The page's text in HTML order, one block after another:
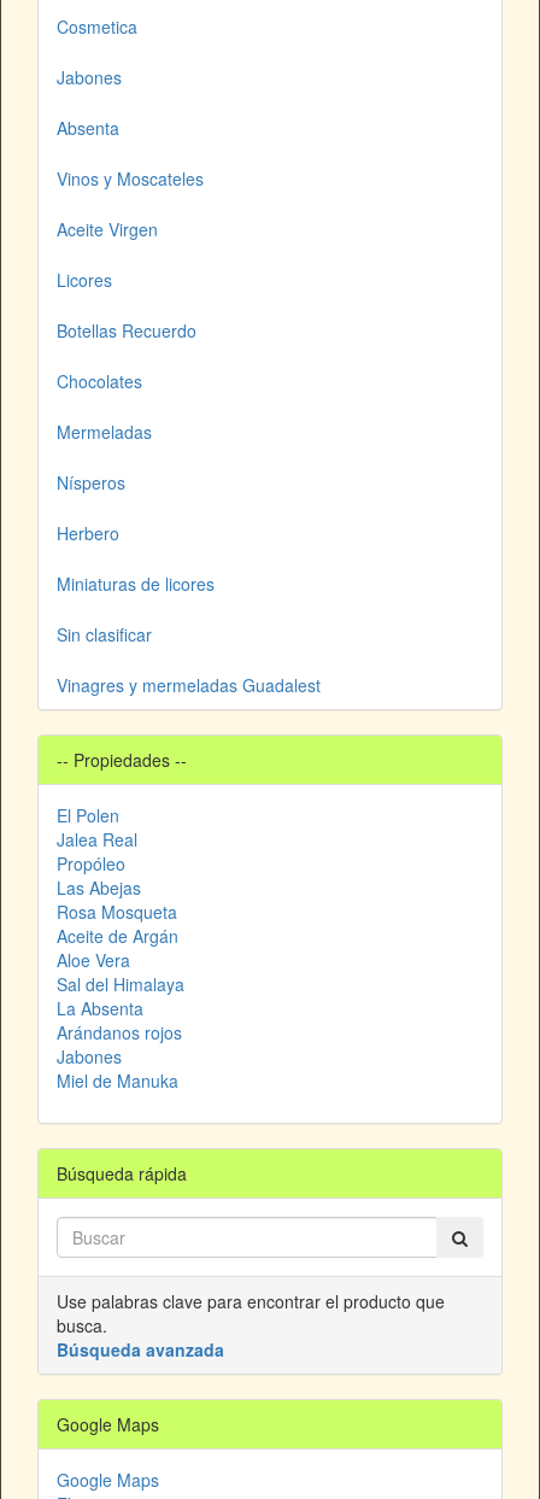
Cosmetica
Jabones
Absenta
Vinos y Moscateles
Aceite Virgen
Licores
Botellas Recuerdo
Chocolates
Mermeladas
Nísperos
Herbero
Miniaturas de licores
Sin clasificar
Vinagres y mermeladas Guadalest
-- Propiedades --
El Polen
Jalea Real
Propóleo
Las Abejas
Rosa Mosqueta
Aceite de Argán
Aloe Vera
Sal del Himalaya
La Absenta
Arándanos rojos
Jabones
Miel de Manuka
Búsqueda rápida
Use palabras clave para encontrar el producto que
busca.
Búsqueda avanzada
Google Maps
Google Maps